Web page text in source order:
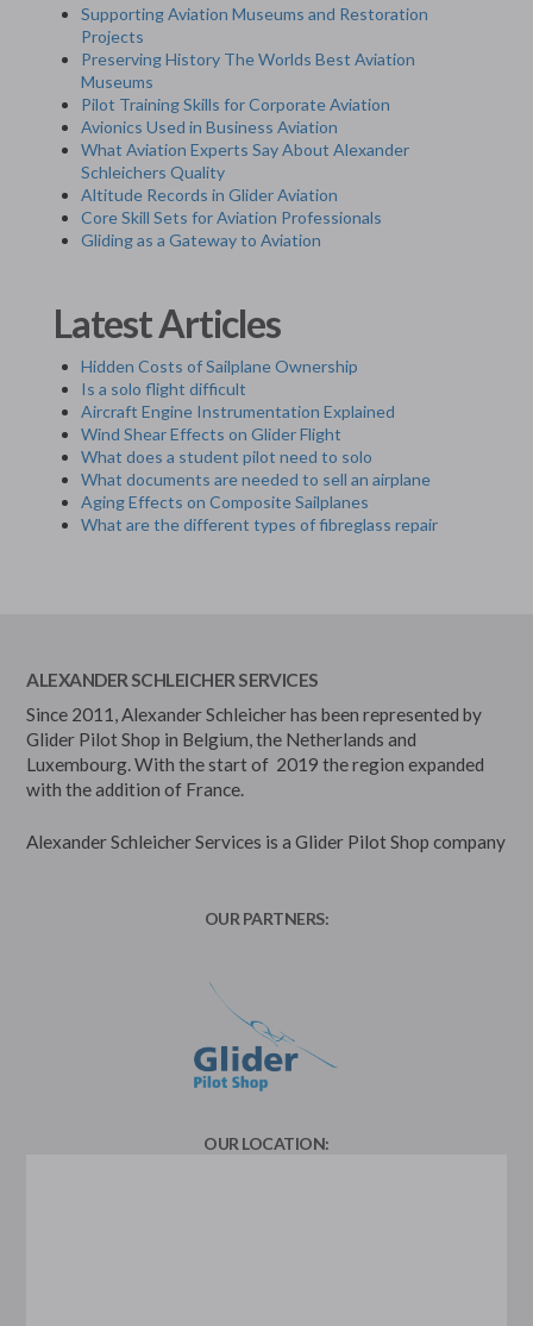
Supporting Aviation Museums and Restoration
Projects
Preserving History The Worlds Best Aviation
Museums
Pilot Training Skills for Corporate Aviation
Avionics Used in Business Aviation
What Aviation Experts Say About Alexander
Schleichers Quality
Altitude Records in Glider Aviation
Core Skill Sets for Aviation Professionals
Gliding as a Gateway to Aviation
Latest Articles
Hidden Costs of Sailplane Ownership
Is a solo flight difficult
Aircraft Engine Instrumentation Explained
Wind Shear Effects on Glider Flight
What does a student pilot need to solo
What documents are needed to sell an airplane
Aging Effects on Composite Sailplanes
What are the different types of fibreglass repair
ALEXANDER SCHLEICHER SERVICES
Since 2011, Alexander Schleicher has been represented by
Glider Pilot Shop in Belgium, the Netherlands and
Luxembourg. With the start of 2019 the region expanded
with the addition of France.
Alexander Schleicher Services is a Glider Pilot Shop company
OUR PARTNERS:
OUR LOCATION: